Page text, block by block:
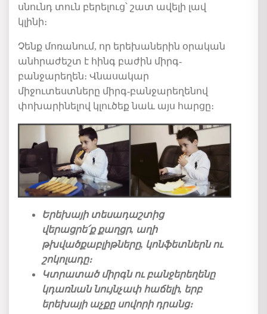
սնունդ տուն բերելուց՝ շատ ավելի լավ
կլինի։
Չենք մոռանում, որ երեխաներին օրական
անհրաժեշտ է հինգ բաժին միրգ-
բանջարեղեն։ Վնասակար
միջուտեստները միրգ-բանջարեղենով
փոխարինելով կլուծեք նաև այս հարցը։
Երեխայի տեսադաշտից
վերացրե՛ք քաղցր, աղի
թխվածքաբլիթները, կոնֆետներն ու
շոկոլադը։
Կտրատած միրգն ու բանջերեղենը
կդառնան նույնչափ հաճելի, երբ
երեխայի աչքը սովորի դրանց։